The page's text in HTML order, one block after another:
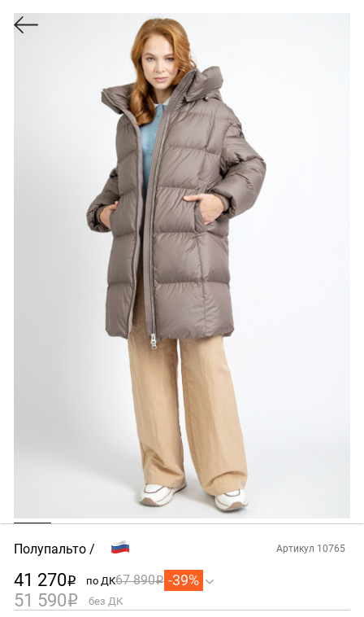
Полупальто Артикул 10765
41 270i по ДК67 890i -39%
51 590i без ДК